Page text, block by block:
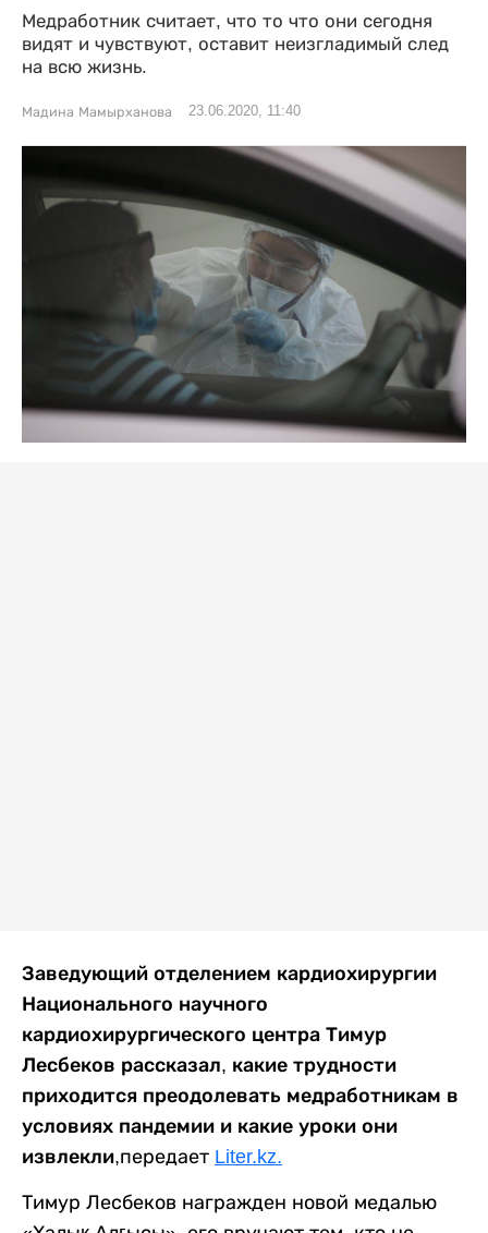
Медработник считает, что то что они сегодня
видят и чувствуют, оставит неизгладимый след
на всю жизнь.
Мадина Мамырханова 23.06.2020, 11:40
Заведующий отделением кардиохирургии
Национального научного
кардиохирургического центра Тимур
Лесбеков рассказал, какие трудности
приходится преодолевать медработникам в
условиях пандемии и какие уроки они
извлекли,передает Liter.kz.
Тимур Лесбеков награжден новой медалью